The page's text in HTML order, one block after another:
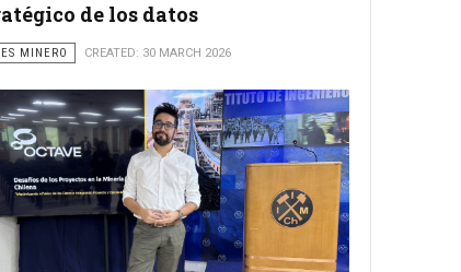
de los datos
MINERO CREATED: 30 MARCH 2026